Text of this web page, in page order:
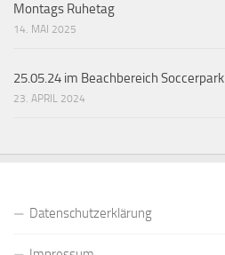
Montags Ruhetag
14. MAI 2025
25.05.24 im Beachbereich Soccerpark
23. APRIL 2024
Datenschutzerklärung